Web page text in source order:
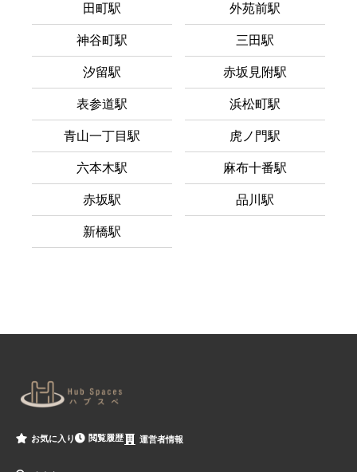
田町駅 外苑前駅
神谷町駅 三田駅
汐留駅 赤坂見附駅
表参道駅 浜松町駅
青山一丁目駅 虎ノ門駅
六本木駅 麻布十番駅
赤坂駅 品川駅
新橋駅
お気に入り 閲覧履歴 運営者情報